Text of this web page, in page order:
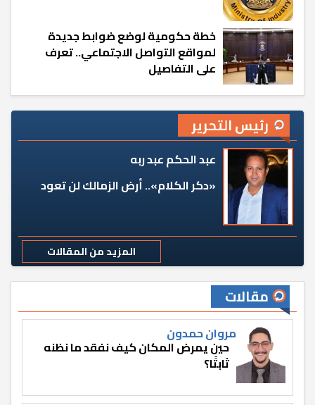
خطة حكومية لوضع ضوابط جديدة
لمواقع التواصل الاجتماعي.. تعرف
على التفاصيل
رئيس التحرير
عبد الحكم عبد ربه
«دكر الكلام».. أرض الزمالك لن تعود
المزيد من المقالات
مقالات
مروان حمدون
حين يمرض المكان كيف نفقد ما نظنه
ثابتًا؟